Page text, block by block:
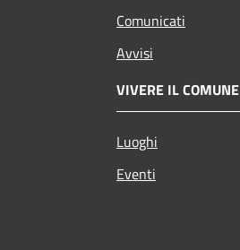
Comunicati
Avvisi
VIVERE IL COMUNE
Luoghi
Eventi